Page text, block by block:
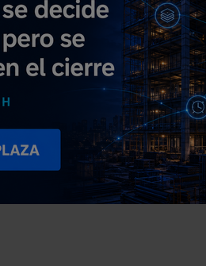
EMPRESAS